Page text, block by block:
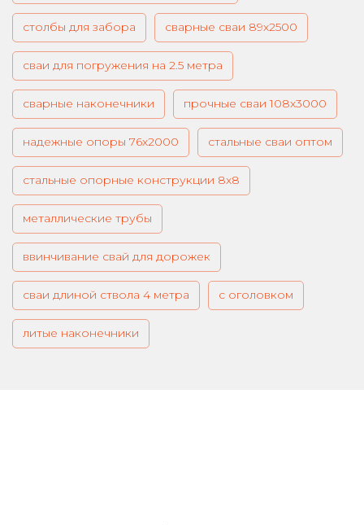
столбы для забора сварные сваи 89х2500
сваи для погружения на 2.5 метра
сварные наконечники прочные сваи 108х3000
надежные опоры 76х2000 стальные сваи оптом
стальные опорные конструкции 8х8
металлические трубы
ввинчивание свай для дорожек
сваи длиной ствола 4 метра с оголовком
литые наконечники